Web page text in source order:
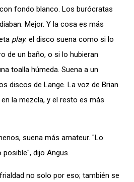
fondo blanco. Los burócratas
Mejor. Y la cosa es más
play: el disco suena como si lo
de un baño, o si lo hubieran
toalla húmeda. Suena a un
discos de Lange. La voz de Brian
la mezcla, y el resto es más
suena más amateur. "Lo
dijo Angus.
no solo por eso; también se